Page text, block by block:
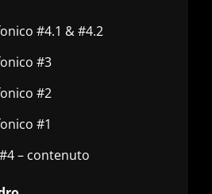
#4.1 & #4.2
#3
#2
#1
– contenuto